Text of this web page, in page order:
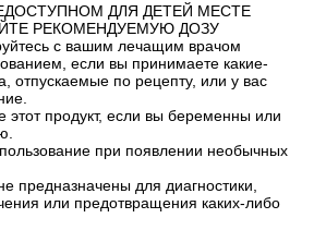
ДЛЯ ДЕТЕЙ МЕСТЕ
РЕКОМЕНДУЕМУЮ ДОЗУ
с вашим лечащим врачом
если вы принимаете какие-
отпускаемые по рецепту, или у вас
этот продукт, если вы беременны или
при появлении необычных
предназначены для диагностики,
или предотвращения каких-либо